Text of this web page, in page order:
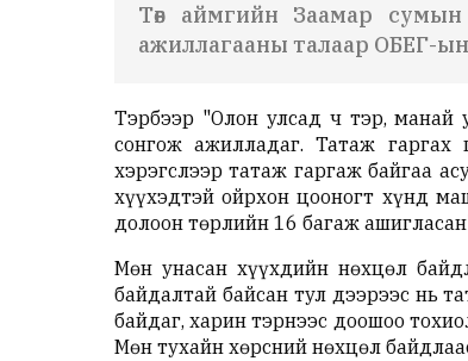
Төв аймгийн Заамар
ажиллагааны талаар ОБЕГ-
Тэрбээр "Олон улсад ч тэр, манай
сонгож ажилладаг. Татаж
хэрэгслээр татаж гаргаж байгаа
хүүхэдтэй ойрхон цооногт хүнд
долоон төрлийн 16 багаж
Мөн унасан хүүхдийн нөхцөл
байдалтай байсан тул дээрээс нь
байдаг, харин тэрнээс доошоо
Мөн тухайн хөрсний нөхцөл